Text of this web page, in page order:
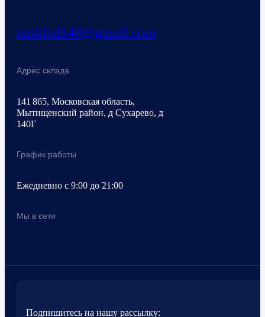
nasklad140@gmail.com
Адрес склада
141 865, Московская область,
Мытищенский район, д Сухарево, д
140Г
График работы
Ежедневно с 9:00 до 21:00
Мы в сети
Подпишитесь на нашу рассылку: